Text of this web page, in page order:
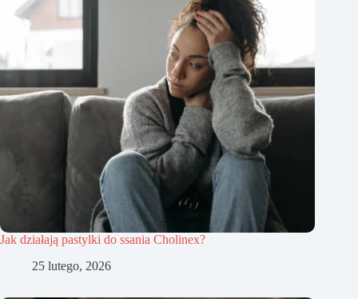
Jak działają pastylki do ssania Cholinex?
25 lutego, 2026